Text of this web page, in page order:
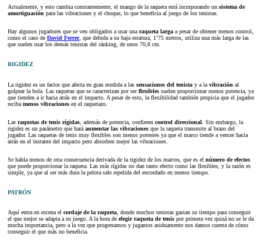
Actualmente, y esto cambia constantemente, el mango de la raqueta está incorporando un sistema de
amortiguación para las vibraciones y el choque, lo que beneficia al juego de los tenistas.
Hay algunos jugadores que se ven obligados a usar una raqueta larga a pesar de obtener menos control,
como el caso de David Ferrer, que debida a su baja estatura, 1’75 metros, utiliza una más larga de las
que suelen usar los demás tenistas del ránking, de unos 70,8 cm.
RIGIDEZ
La rigidez es un factor que afecta en gran medida a las sensaciones del tenista y a la vibración al
golpear la bola. Las raquetas que se caracterizan por serflexibles suelen proporcionar menos potencia, ya
que tienden a ir hacia atrás en el impacto. A pesar de esto, la flexibilidad también propicia que el jugador
reciba menos vibraciones en el raquetazo.
Las raquetas de tenis rígidas , además de potencia, confieren control direccional . Sin embargo, la
rigidez es un parámetro que hará aumentar las vibraciones que la raqueta transmite al brazo del
jugador. Las raquetas de tenis muy flexibles son menos potentes ya que el marco tiende a vencer hacia
atrás en el instante del impacto pero absorben mejor las vibraciones.
Se habla menos de otra consecuencia derivada de la rigidez de los marcos, que es el número de efectos
que puede proporcionar la raqueta. Las más rígidas no dan tanto efecto como las flexibles, y la razón es
simple, ya que al ser más dura la pelota sale repelida del encordado en menos tiempo.
PATRÓN
Aquí entra en escena el cordaje de la raqueta , donde muchos tenistas gastan su tiempo para conseguir
el que mejor se adapta a su juego. A la hora de elegir raqueta de tenis por primera vez quizá no se le da
mucha importancia, pero a la vez que progresamos y jugamos asiduamente nos damos cuenta de cómo
conseguir el que más no beneficia.